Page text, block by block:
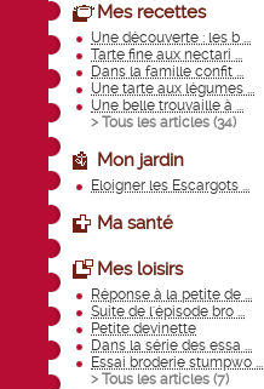
Mes recettes
Une découverte : les b ...
Tarte fine aux nectari ...
Dans la famille confit ...
Une tarte aux légumes ...
Une belle trouvaille à ...
> Tous les articles (34)
Mon jardin
Eloigner les Escargots ...
Ma santé
Mes loisirs
Réponse à la petite de ...
Suite de l'épisode bro ...
Petite devinette
Dans la série des essa ...
Essai broderie stumpwo ...
> Tous les articles (7)